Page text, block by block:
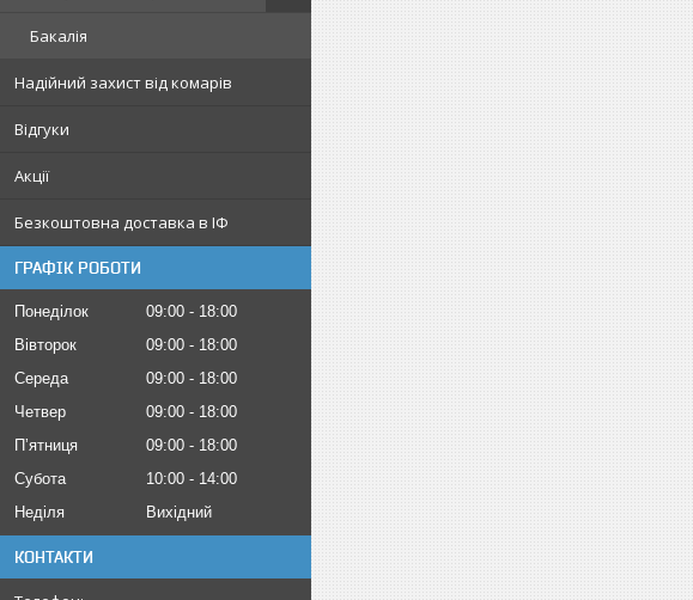
Бакалія
Надійний захист від комарів
Відгуки
Акції
Безкоштовна доставка в ІФ
ГРАФІК РОБОТИ
Понеділок 09:00
18:00
Вівторок
09:00
18:00
Середа
09:00
18:00
Четвер
09:00
18:00
Пʼятниця
09:00
18:00
Субота
10:00
14:00
Неділя
Вихідний
КОНТАКТИ